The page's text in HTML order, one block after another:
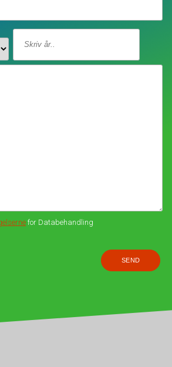
for Databehandling